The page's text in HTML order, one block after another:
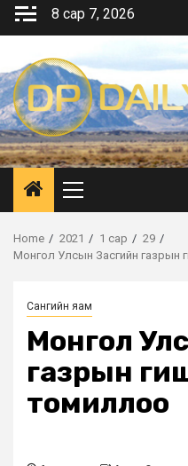
Skip
8 сар 7, 2026
Primary
Menu
Home 2021 1 сар
29
Монгол Улсын Засгийн газрын
Сангийн яам
Монгол
газрын
томиллоо